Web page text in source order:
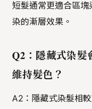
短髮通常更適合區
染的漸層效果。
Q2：隱藏式染髮
維持髮色？
A2：隱藏式染髮相